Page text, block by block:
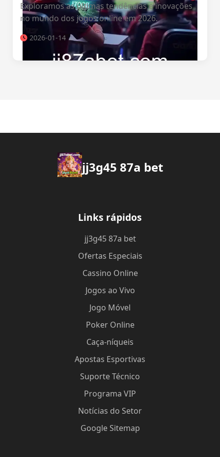
Exploramos as últimas tendências e inovações
no mundo dos jogos online em 2026.
2026-01-14
jj3g45 87a bet
Links rápidos
jj3g45 87a bet
Ofertas Especiais
Cassino Online
Jogos ao Vivo
Jogo Móvel
Poker Online
Caça-níqueis
Apostas Esportivas
Suporte Técnico
Programa VIP
Notícias do Setor
Google Sitemap